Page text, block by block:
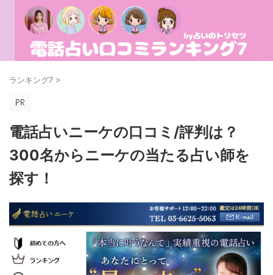
ランキング7 >
電話占いニーケの口コミ/評判は？
300名からニーケの当たる占い師を
探す！